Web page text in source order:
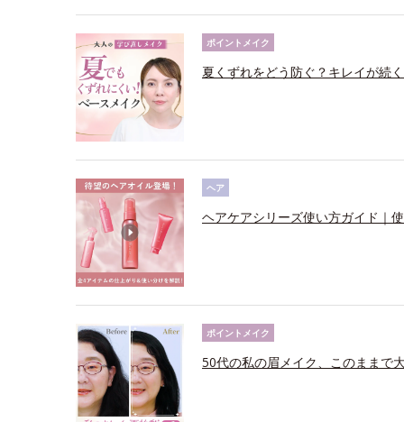
ポイントメイク
夏くずれをどう防ぐ？キレイが続
ヘア
ヘアケアシリーズ使い方ガイド｜
ポイントメイク
50代の私の眉メイク、このままで